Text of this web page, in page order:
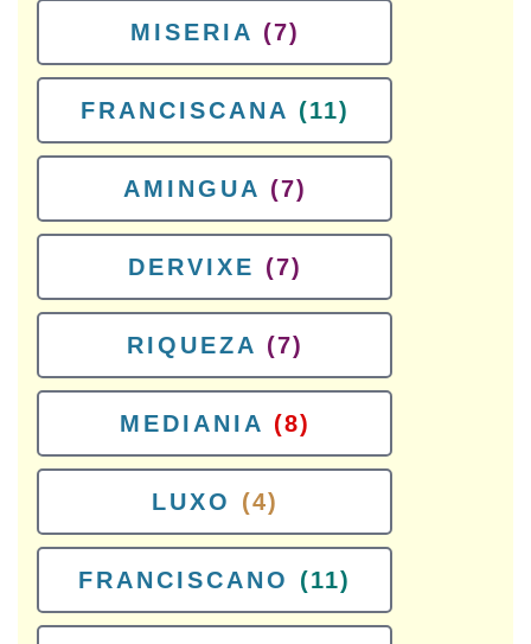
MISERIA (7)
FRANCISCANA (11)
AMINGUA (7)
DERVIXE (7)
RIQUEZA (7)
MEDIANIA (8)
LUXO (4)
FRANCISCANO (11)